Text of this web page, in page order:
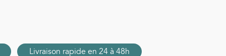
Livraison rapide en 24 à 48h